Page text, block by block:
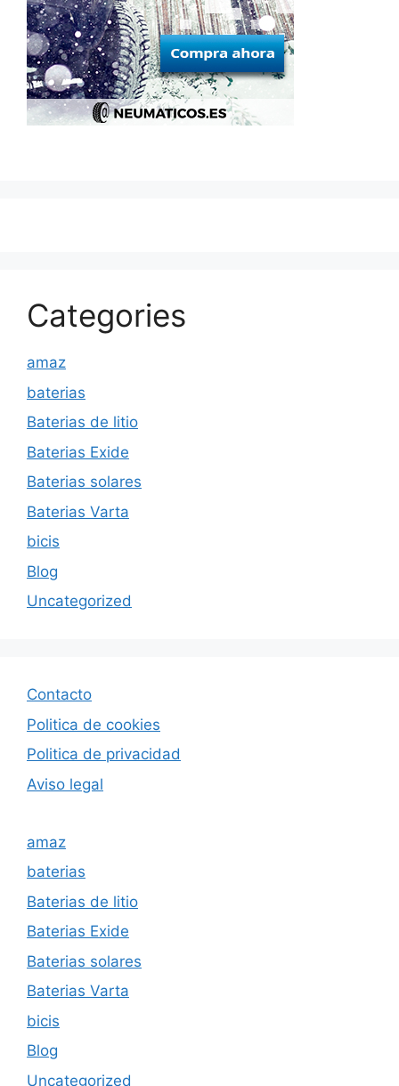
Categories
amaz
baterias
Baterias de litio
Baterias Exide
Baterias solares
Baterias Varta
bicis
Blog
Uncategorized
Contacto
Politica de cookies
Politica de privacidad
Aviso legal
amaz
baterias
Baterias de litio
Baterias Exide
Baterias solares
Baterias Varta
bicis
Blog
Uncategorized